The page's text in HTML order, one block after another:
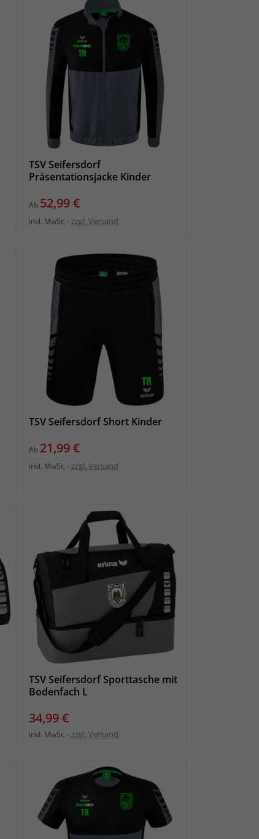
TSV Seifersdorf
Präsentationsjacke Kinder
Ab Preis
52,99 €
inkl. MwSt. zzgl. Versand
TSV Seifersdorf Short Kinder
Ab Preis
21,99 €
inkl. MwSt. zzgl. Versand
TSV Seifersdorf Sporttasche mit
Bodenfach L
Preis
34,99 €
inkl. MwSt. zzgl. Versand